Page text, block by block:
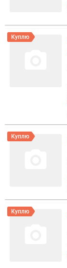
Куплю
Куплю
Куплю